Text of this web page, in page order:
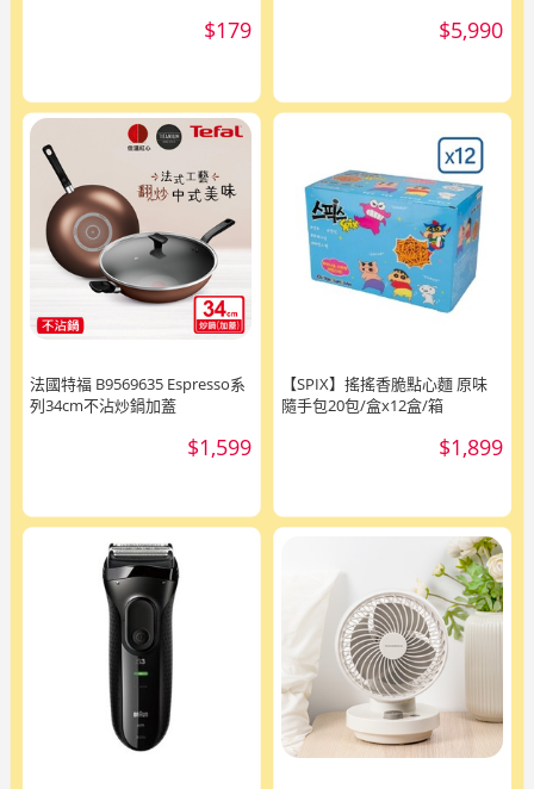
$179 $5,990
法國特福 B9569635 Espresso系
列34cm不沾炒鍋加蓋
$1,599
【SPIX】搖搖香脆點心麵 原味
隨手包20包/盒x12盒/箱
$1,899